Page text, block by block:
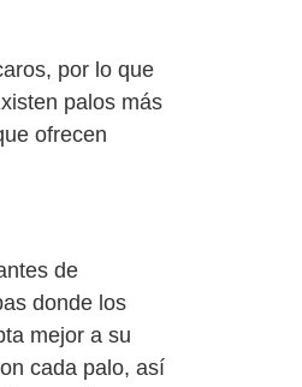
por lo que
palos más
ofrecen
de
donde los
mejor a su
cada palo, así